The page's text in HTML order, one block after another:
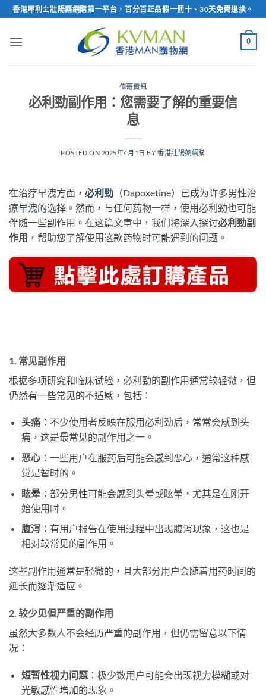
Skip
to
content
香港犀利士壯陽藥網購第一平台，百分百正品假一罰十、30天免費退換。
0
偉哥資訊
必利勁副作用：您需要了解的重要信
息
POSTED ON 2025年4月1日 BY 香港壯陽藥網購
在治疗早洩方面， 必利勁 （Dapoxetine）已成为许多男性治
療早洩的选择。然而，与任何药物一样，使用必利勁也可能
伴随一些副作用。在这篇文章中，我们将深入探讨必利勁副
作用 ，帮助您了解使用这款药物时可能遇到的问题。
1. 常见副作用
根据多项研究和临床试验，必利勁的副作用通常较轻微，但
仍然有一些常见的不适感，包括：
头痛：不少使用者反映在服用必利劲后，常常会感到头
痛，这是最常见的副作用之一。
恶心：一些用户在服药后可能会感到恶心，通常这种感
觉是暂时的。
眩晕：部分男性可能会感到头晕或眩晕，尤其是在刚开
始使用时。
腹泻：有用户报告在使用过程中出现腹泻现象，这也是
相对较常见的副作用。
这些副作用通常是轻微的，且大部分用户会随着用药时间的
延长而逐渐适应。
2. 较少见但严重的副作用
虽然大多数人不会经历严重的副作用，但仍需留意以下情
况：
短暂性视力问题：极少数用户可能会出现视力模糊或对
光敏感性增加的现象。